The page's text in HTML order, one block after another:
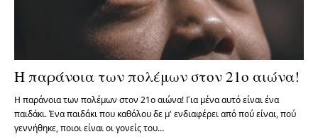
Η παράνοια των πολέμων στον 21ο αιώνα!
Η παράνοια των πολέμων στον 21ο αιώνα! Για μένα αυτό είναι ένα
παιδάκι. Ένα παιδάκι που καθόλου δε μ' ενδιαφέρει από πού είναι, πού
γεννήθηκε, ποιοι είναι οι γονείς του…